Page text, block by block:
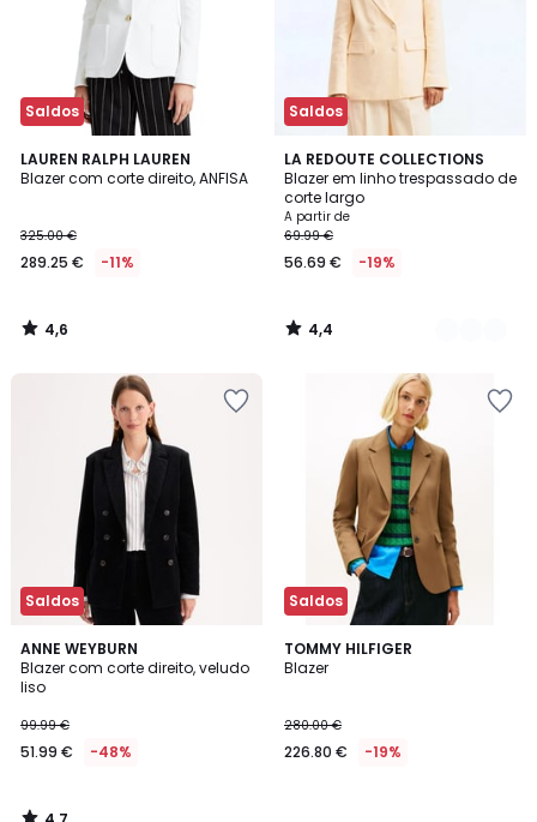
Saldos
LAUREN RALPH LAUREN
Blazer com corte direito, ANFISA
325.00 €
289.25 € -11%
4,6
/ 5
4,6
/
Saldos
LA REDOUTE COLLECTIONS
Blazer em linho trespassado de
corte largo
A partir de
69.99 €
56.69 € -19%
4,4
/ 5
4
Cores
4,4
/
Saldos
ANNE WEYBURN
Blazer com corte direito, veludo
liso
99.99 €
51.99 € -48%
4,7
/ 5
Saldos
TOMMY HILFIGER
Blazer
280.00 €
226.80 € -19%